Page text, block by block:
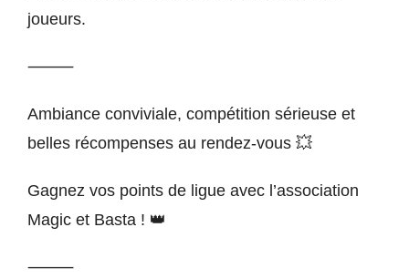
joueurs.
⸻
Ambiance conviviale, compétition sérieuse et
belles récompenses au rendez-vous 💥
Gagnez vos points de ligue avec l’association
Magic et Basta ! 👑
⸻